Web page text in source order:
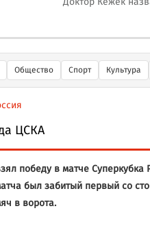
Общество Спорт Культура
ЦСКА
победу в матче
был забитый первый со
в ворота.